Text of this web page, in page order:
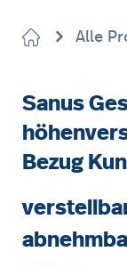
Alle
Sanus
Bezug